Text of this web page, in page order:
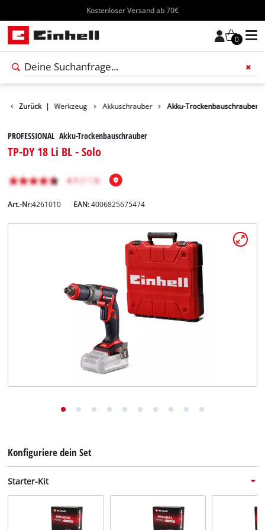
Kostenloser Versand ab 70€
0
Zurück |
Produkte Werkzeug Akkuschrauber Akku-Trockenbauschrauber
PROFESSIONAL Akku-Trockenbauschrauber
TP-DY 18 Li BL - Solo
Art.-Nr:4261010 EAN:4006825675474
Konfiguriere dein Set
Starter-Kit